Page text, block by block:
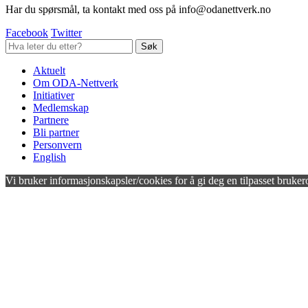
Har du spørsmål, ta kontakt med oss på info@odanettverk.no
Facebook Twitter
Aktuelt
Om ODA-Nettverk
Initiativer
Medlemskap
Partnere
Bli partner
Personvern
English
Vi bruker informasjonskapsler/cookies for å gi deg en tilpasset